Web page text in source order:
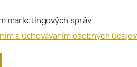
marketingových správ
a uchovávaním osobných údajov